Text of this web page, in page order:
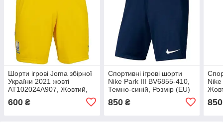
Шорти ігрові Joma збірної
України 2021 жовті
AT102024A907, Жовтий,
600 ₴
Спортивні ігрові шорти
Nike Park III BV6855-410,
Темно-синій, Розмір (EU)
850₴ 850